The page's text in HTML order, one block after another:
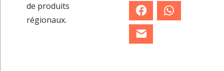
de produits
régionaux.
Facebook